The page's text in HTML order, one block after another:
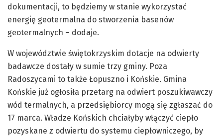
dokumentacji, to będziemy w stanie wykorzystać
energię geotermalna do stworzenia basenów
geotermalnych – dodaje.
W województwie świętokrzyskim dotacje na odwierty
badawcze dostały w sumie trzy gminy. Poza
Radoszycami to także Łopuszno i Końskie. Gmina
Końskie już ogłosiła przetarg na odwiert poszukiwawczy
wód termalnych, a przedsiębiorcy mogą się zgłaszać do
17 marca. Władze Końskich chciałyby włączyć ciepło
pozyskane z odwiertu do systemu ciepłowniczego, by